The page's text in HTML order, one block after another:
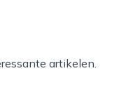
artikelen.